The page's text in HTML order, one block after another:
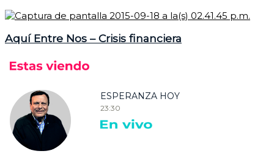
Aquí Entre Nos – Crisis financiera